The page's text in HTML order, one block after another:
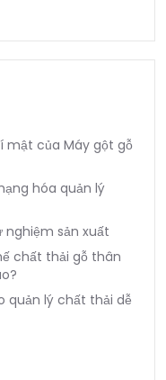
mật của Máy gột gỗ
hóa quản lý
sản xuất
chất thải gỗ thân
quản lý chất thải dễ